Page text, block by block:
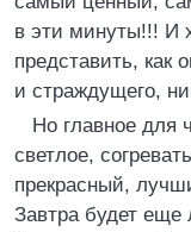
в эти минуты!!! И
представить, как
и страждущего,
Но главное для
светлое,
прекрасный,
Завтра будет